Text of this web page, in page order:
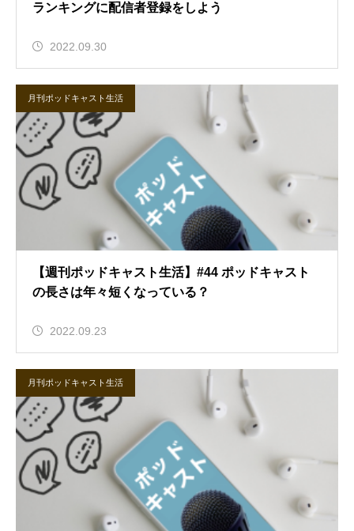
ランキングに配信者登録をしよう
2022.09.30
月刊ポッドキャスト生活
【週刊ポッドキャスト生活】#44 ポッドキャスト
の長さは年々短くなっている？
2022.09.23
月刊ポッドキャスト生活